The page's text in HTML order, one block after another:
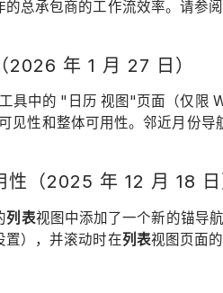
总承包商的工作流效率。请参阅
2026 年 1 月 27 日）
工具中的 "日历 视图"页面（仅限
见性和整体可用性。邻近月份
（2025 年 12 月 18 日
列表视图中添加了一个新的锚导
置），并滚动时在列表视图页面